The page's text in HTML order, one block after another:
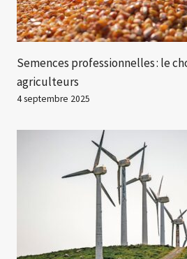
Semences professionnelles : le
agriculteurs
4 septembre 2025